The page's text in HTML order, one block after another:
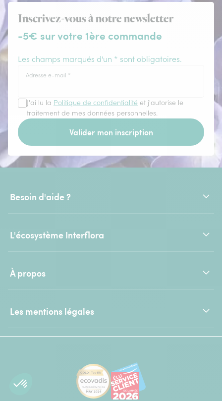
Inscrivez-vous à notre newsletter
-5€ sur votre 1ère commande
Les champs marqués d'un * sont obligatoires.
Adresse e-mail *
J'ai lu la Politique de confidentialité et j'autorise le
traitement de mes données personnelles.
Valider mon inscription
Besoin d'aide ?
L'écosystème Interflora
À propos
Les mentions légales